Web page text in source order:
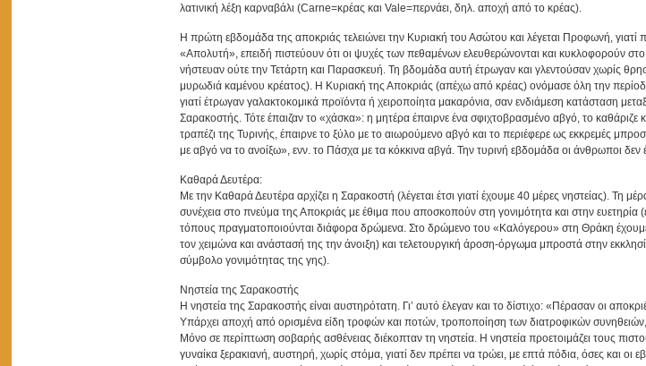
λατινική λέξη καρναβάλι (Carne=κρέας και Vale=περνάει, δηλ. αποχή από το κρέας).
Η πρώτη εβδομάδα της αποκριάς τελειώνει την Κυριακή του Ασώτου και λέγεται Προφωνή, γιατί
«Απολυτή», επειδή πιστεύουν ότι οι ψυχές των πεθαμένων ελευθερώνονται και κυκλοφορούν
νήστευαν ούτε την Τετάρτη και Παρασκευή. Τη βδομάδα αυτή έτρωγαν και γλεντούσαν χωρίς
μυρωδιά καμένου κρέατος). Η Κυριακή της Αποκριάς (απέχω από κρέας) ονόμασε όλη την
γιατί έτρωγαν γαλακτοκομικά προϊόντα ή χειροποίητα μακαρόνια, σαν ενδιάμεση κατάσταση
Σαρακοστής. Τότε έπαιζαν το «χάσκα»: η μητέρα έπαιρνε ένα σφιχτοβρασμένο αβγό, το καθάριζε
τραπέζι της Τυρινής, έπαιρνε το ξύλο με το αιωρούμενο αβγό και το περιέφερε ως εκκρεμές
με αβγό να το ανοίξω», ενν. το Πάσχα με τα κόκκινα αβγά. Την τυρινή εβδομάδα οι άνθρωποι
Καθαρά Δευτέρα:
Με την Καθαρά Δευτέρα αρχίζει η Σαρακοστή (λέγεται έτσι γιατί έχουμε 40 μέρες νηστείας). Τη
συνέχεια στο πνεύμα της Αποκριάς με έθιμα που αποσκοπούν στη γονιμότητα και στην
τόπους πραγματοποιούνται διάφορα δρώμενα. Στο δρώμενο του «Καλόγερου» στη Θράκη
τον χειμώνα και ανάστασή της την άνοιξη) και τελετουργική άροση-όργωμα μπροστά στην
σύμβολο γονιμότητας της γης).
Νηστεία της Σαρακοστής
Η νηστεία της Σαρακοστής είναι αυστηρότατη. Γι’ αυτό έλεγαν και το δίστιχο: «Πέρασαν οι
Υπάρχει αποχή από ορισμένα είδη τροφών και ποτών, τροποποίηση των διατροφικών συνηθειών,
Μόνο σε περίπτωση σοβαρής ασθένειας διέκοπταν τη νηστεία. Η νηστεία προετοιμάζει τους
γυναίκα ξερακιανή, αυστηρή, χωρίς στόμα, γιατί δεν πρέπει να τρώει, με επτά πόδια, όσες και